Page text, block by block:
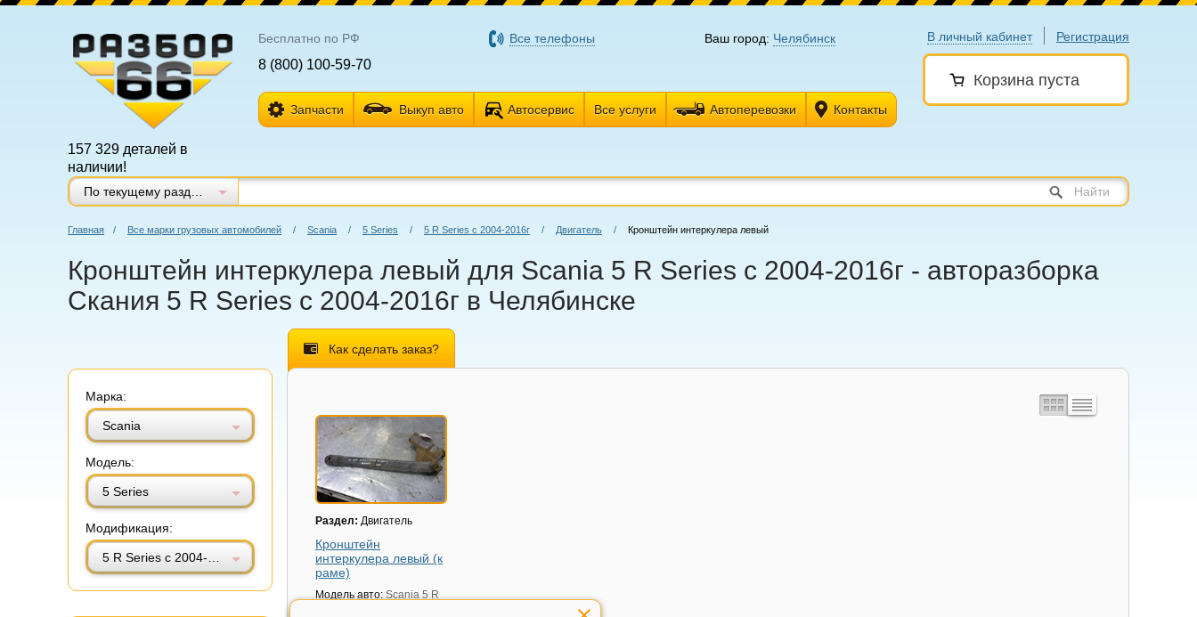
В личный кабинет Регистрация
Корзина пуста
157 329 деталей в
наличии!
Бесплатно по РФ
8 (800) 100-59-70
Все телефоны Ваш город: Челябинск
Запчасти Выкуп авто Автосервис Все услуги Автоперевозки Контакты
Найти
Главная / Все марки грузовых автомобилей / Scania / 5 Series / 5 R Series с 2004-2016г / Двигатель / Кронштейн интеркулера левый
Кронштейн интеркулера левый для Scania 5 R Series с 2004-2016г - авторазборка
Скания 5 R Series с 2004-2016г в Челябинске
Марка:
Scania
Модель:
5 Series
Модификация:
Как сделать заказ?
Раздел: Двигатель
Кронштейн
интеркулера левый (к
раме)
Модель авто: Scania 5 R